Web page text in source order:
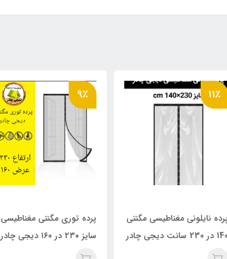
11٪
پرده نایلونی مغناطیسی مگنتی
140 در 230 سانت دیجی چادر
9٪
پرده توری مگنتی مغناطیسی
سایز ۲۳۰ در ۱۶۰ دیجی چادر